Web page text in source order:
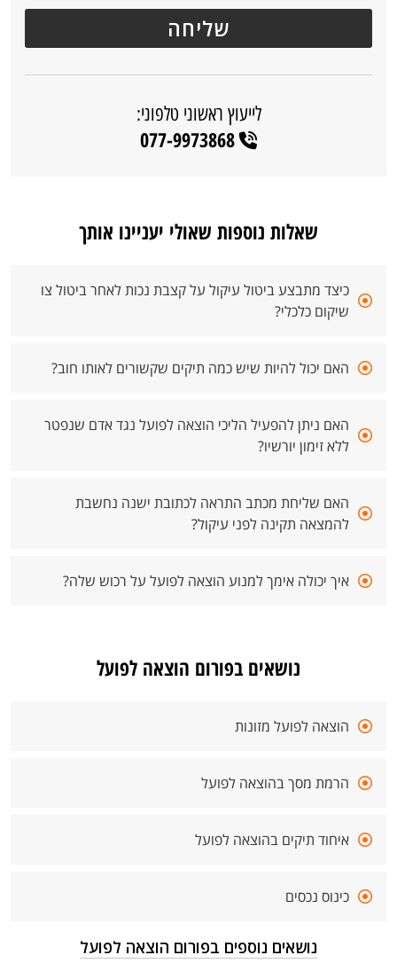
לייעוץ ראשוני טלפוני:
077-9973868
שאלות נוספות שאולי יעניינו אותך
כיצד מתבצע ביטול עיקול על קצבת נכות לאחר ביטול צו
שיקום כלכלי?
האם יכול להיות שיש כמה תיקים שקשורים לאותו חוב?
האם ניתן להפעיל הליכי הוצאה לפועל נגד אדם שנפטר
ללא זימון יורשיו?
האם שליחת מכתב התראה לכתובת ישנה נחשבת
להמצאה תקינה לפני עיקול?
איך יכולה אימך למנוע הוצאה לפועל על רכוש שלה?
נושאים בפורום הוצאה לפועל
הוצאה לפועל מזונות
הרמת מסך בהוצאה לפועל
איחוד תיקים בהוצאה לפועל
כינוס נכסים
נושאים נוספים בפורום הוצאה לפועל